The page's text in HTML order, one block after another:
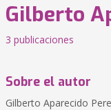
Gilberto
3 publicaciones
Sobre el autor
Gilberto Aparecido